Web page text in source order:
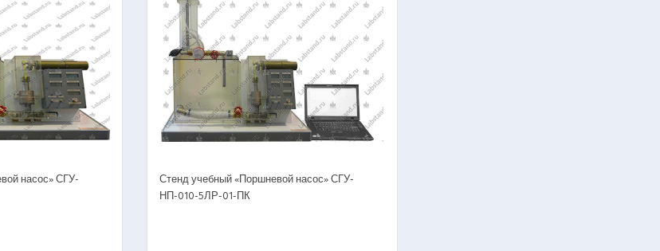
Аэродинамика
насосы
насосы
насос» СГУ-
Стенд учебный «Поршневой насос» СГУ-
НП-010-5ЛР-01-ПК